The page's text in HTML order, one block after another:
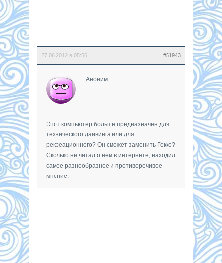
27.06.2012 в 05:56 #51943
Аноним
Этот компьютер больше предназначен для
технического дайвинга или для
рекреационного? Он сможет заменить Гекко?
Сколько не читал о нем в интернете, находил
самое разнообразное и противоречивое
мнение.